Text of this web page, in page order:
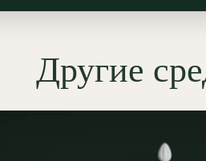
Другие